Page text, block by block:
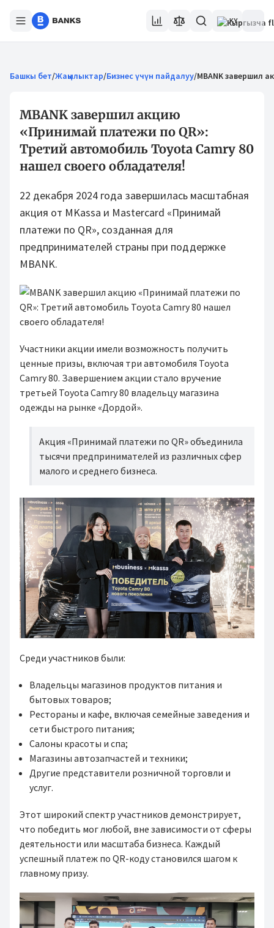
KY
Башкы бет/Жаңылыктар/Бизнес үчүн пайдалуу/MBANK завершил
MBANK завершил акцию
«Принимай платежи по QR»:
Третий автомобиль Toyota Camry 80
нашел своего обладателя!
22 декабря 2024 года завершилась масштабная
акция от MKassa и Mastercard «Принимай
платежи по QR», созданная для
предпринимателей страны при поддержке
MBANK.
Участники акции имели возможность получить
ценные призы, включая три автомобиля Toyota
Camry 80. Завершением акции стало вручение
третьей Toyota Camry 80 владельцу магазина
одежды на рынке «Дордой».
Акция «Принимай платежи по QR» объединила
тысячи предпринимателей из различных сфер
малого и среднего бизнеса.
Среди участников были:
Владельцы магазинов продуктов питания и
бытовых товаров;
Рестораны и кафе, включая семейные заведения и
сети быстрого питания;
Салоны красоты и спа;
Магазины автозапчастей и техники;
Другие представители розничной торговли и
услуг.
Этот широкий спектр участников демонстрирует,
что победить мог любой, вне зависимости от сферы
деятельности или масштаба бизнеса. Каждый
успешный платеж по QR-коду становился шагом к
главному призу.